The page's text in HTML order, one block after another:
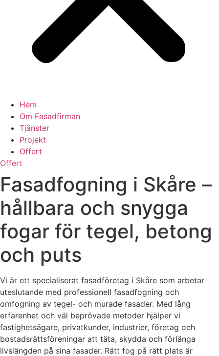
Hem
Om Fasadfirman
Tjänster
Projekt
Offert
Offert
Fasadfogning i Skåre –
hållbara och snygga
fogar för tegel, betong
och puts
Vi är ett specialiserat fasadföretag i Skåre som arbetar
uteslutande med professionell fasadfogning och
omfogning av tegel- och murade fasader. Med lång
erfarenhet och väl beprövade metoder hjälper vi
fastighetsägare, privatkunder, industrier, företag och
bostadsrättsföreningar att täta, skydda och förlänga
livslängden på sina fasader. Rätt fog på rätt plats är